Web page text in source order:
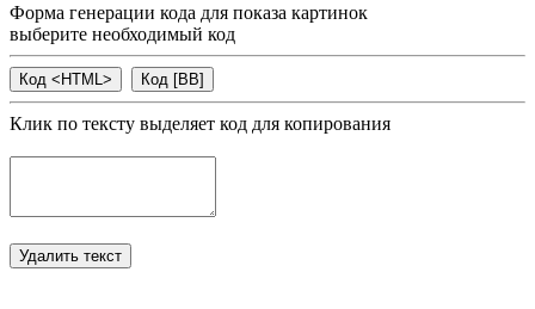
Форма генерации кода для показа картинок
выберите необходимый код
Клик по тексту выделяет код для копирования